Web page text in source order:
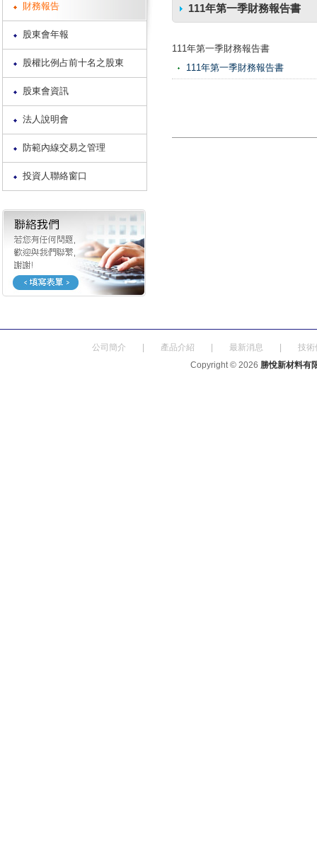
財務報告
股東會年報
股權比例占前十名之股東
股東會資訊
法人說明會
防範內線交易之管理
投資人聯絡窗口
111年第一季財務報告書
111年第一季財務報告書
111年第一季財務報告書
公司簡介 產品介紹 最新消息 |技術
Copyright © 2026 勝悅新材料有